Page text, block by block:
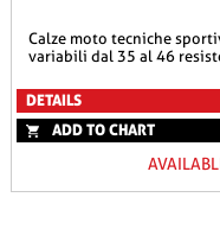
calze moto tecniche sportive invernali arancioni xtech taglie
variabili dal 35 al 46
DETAILS
ADD TO CHART